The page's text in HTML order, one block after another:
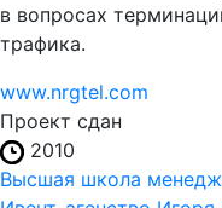
в вопросах
трафика.
www.nrgtel.com
Проект сдан
2010
Высшая школа